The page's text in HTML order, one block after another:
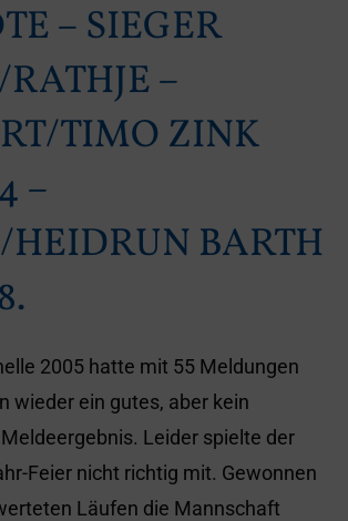
– SIEGER
–
TIMO ZINK
–
BARTH
2005 hatte mit 55 Meldungen
wieder ein gutes, aber kein
Leider spielte der
Feier nicht richtig mit. Gewonnen
Läufen die Mannschaft